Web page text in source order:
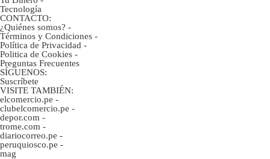
Tecnología
CONTACTO:
¿Quiénes somos? -
Términos y Condiciones -
Política de Privacidad -
Politica de Cookies -
Preguntas Frecuentes
SÍGUENOS:
Suscríbete
VISITE TAMBIÉN:
elcomercio.pe -
clubelcomercio.pe -
depor.com -
trome.com -
diariocorreo.pe -
peruquiosco.pe -
mag